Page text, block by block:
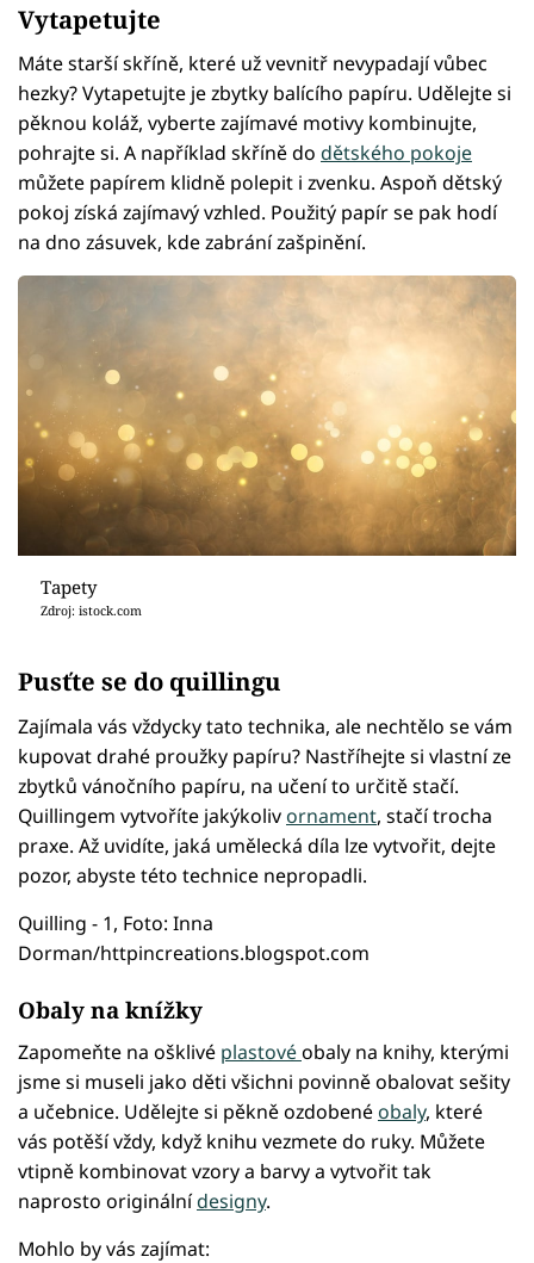
Vytapetujte
Máte starší skříně, které už vevnitř nevypadají vůbec
hezky? Vytapetujte je zbytky balícího papíru. Udělejte si
pěknou koláž, vyberte zajímavé motivy kombinujte,
pohrajte si. A například skříně do dětského pokoje
můžete papírem klidně polepit i zvenku. Aspoň dětský
pokoj získá zajímavý vzhled. Použitý papír se pak hodí
na dno zásuvek, kde zabrání zašpinění.
Tapety
Zdroj: istock.com
Pusťte se do quillingu
Zajímala vás vždycky tato technika, ale nechtělo se vám
kupovat drahé proužky papíru? Nastříhejte si vlastní ze
zbytků vánočního papíru, na učení to určitě stačí.
Quillingem vytvoříte jakýkolivornament, stačí trocha
praxe. Až uvidíte, jaká umělecká díla lze vytvořit, dejte
pozor, abyste této technice nepropadli.
Quilling - 1, Foto: Inna
Dorman/httpincreations.blogspot.com
Obaly na knížky
Zapomeňte na ošklivé plastovéobaly na knihy, kterými
jsme si museli jako děti všichni povinně obalovat sešity
a učebnice. Udělejte si pěkně ozdobenéobaly, které
vás potěší vždy, když knihu vezmete do ruky. Můžete
vtipně kombinovat vzory a barvy a vytvořit tak
naprosto originálnídesigny.
Mohlo by vás zajímat: